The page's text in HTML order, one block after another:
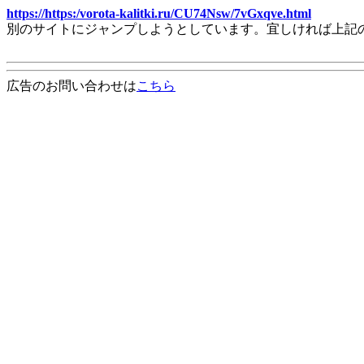
https://https:/vorota-kalitki.ru/CU74Nsw/7vGxqve.html
別のサイトにジャンプしようとしています。宜しければ上
広告のお問い合わせはこちら